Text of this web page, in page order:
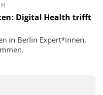
Digital Health trifft
in Berlin Expert*innen,